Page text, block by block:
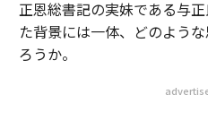
正恩総書記の実妹である与
た背景には一体、どのよう
ろうか。